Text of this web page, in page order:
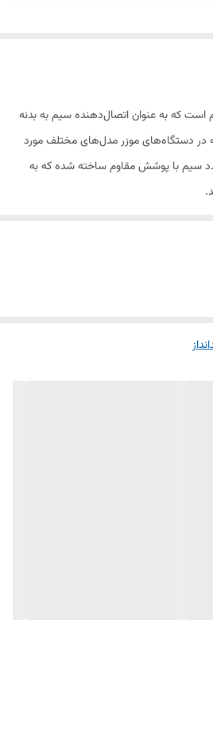
است که به عنوان اتصال‌دهنده سیم به بدنه
دستگاه‌های موزر مدل‌های مختلف مورد
سیم با پوشش مقاوم ساخته شده که به
و خاموش شدن دستگاه جلوگیری شود.